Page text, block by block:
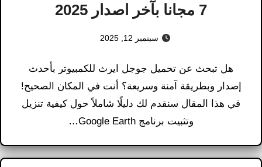
7 مجانا بآخر اصدار 2025
سبتمبر 12, 2025
هل تبحث عن تحميل جوجل ايرث للكمبيوتر بأحدث
إصدار وبطريقة آمنة وسريعة؟ أنت في المكان الصحيح!
في هذا المقال سنقدم لك دليلًا شاملاً حول كيفية تنزيل
وتثبيت برنامج Google Earth…